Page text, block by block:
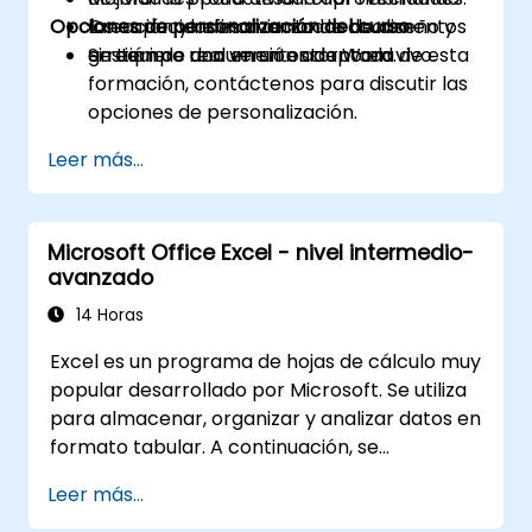
las capacidades avanzadas de diseño y
gestión de documentos de Word.
Creación y refinamiento de documentos
en tiempo real en un entorno en vivo.
Opciones de personalización del curso
Si requiere una versión adaptada de esta
formación, contáctenos para discutir las
opciones de personalización.
Leer más...
Microsoft Office Excel - nivel intermedio-
avanzado
14 Horas
Excel es un programa de hojas de cálculo muy
popular desarrollado por Microsoft. Se utiliza
para almacenar, organizar y analizar datos en
formato tabular. A continuación, se
funciones principales: 1. Hojas de cálculo: Está
Leer más...